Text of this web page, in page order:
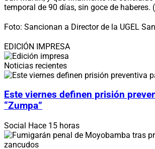
temporal de 90 días, sin goce de haberes.
Foto: Sancionan a Director de la UGEL
EDICIÓN IMPRESA
Noticias recientes
Este viernes definen prisión
“Zumpa”
Social Hace 15 horas